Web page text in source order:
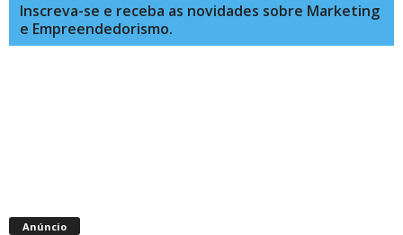
Inscreva-se e receba as novidades sobre Marketing
e Empreendedorismo.
Anúncio